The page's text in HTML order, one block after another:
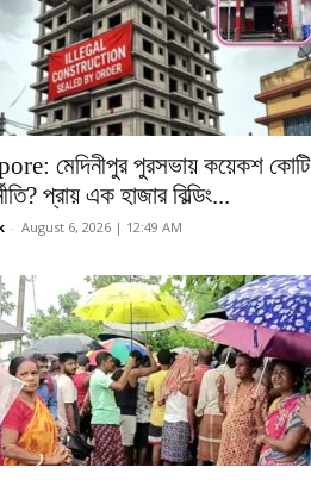
মেদিনীপুর পুরসভায় কয়েকশ কোটি
প্রায় এক হাজার বিল্ডিং...
- August 6, 2026 | 12:49 AM